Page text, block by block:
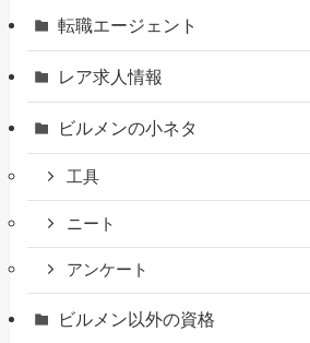
転職エージェント
レア求人情報
ビルメンの小ネタ
工具
ニート
アンケート
ビルメン以外の資格